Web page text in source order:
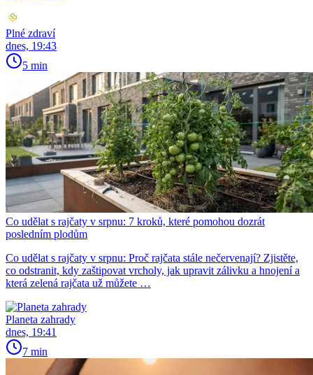
Plné zdraví
dnes, 19:43
5 min
Co udělat s rajčaty v srpnu: 7 kroků, které pomohou dozrát
posledním plodům
Co udělat s rajčaty v srpnu: Proč rajčata stále nečervenají? Zjistěte,
co odstranit, kdy zaštipovat vrcholy, jak upravit zálivku a hnojení a
která zelená rajčata už můžete …
Planeta zahrady
dnes, 19:41
7 min